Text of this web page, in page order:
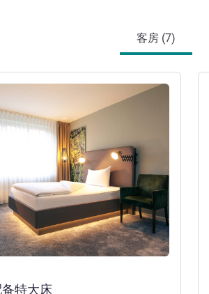
客房 (7)
特大床